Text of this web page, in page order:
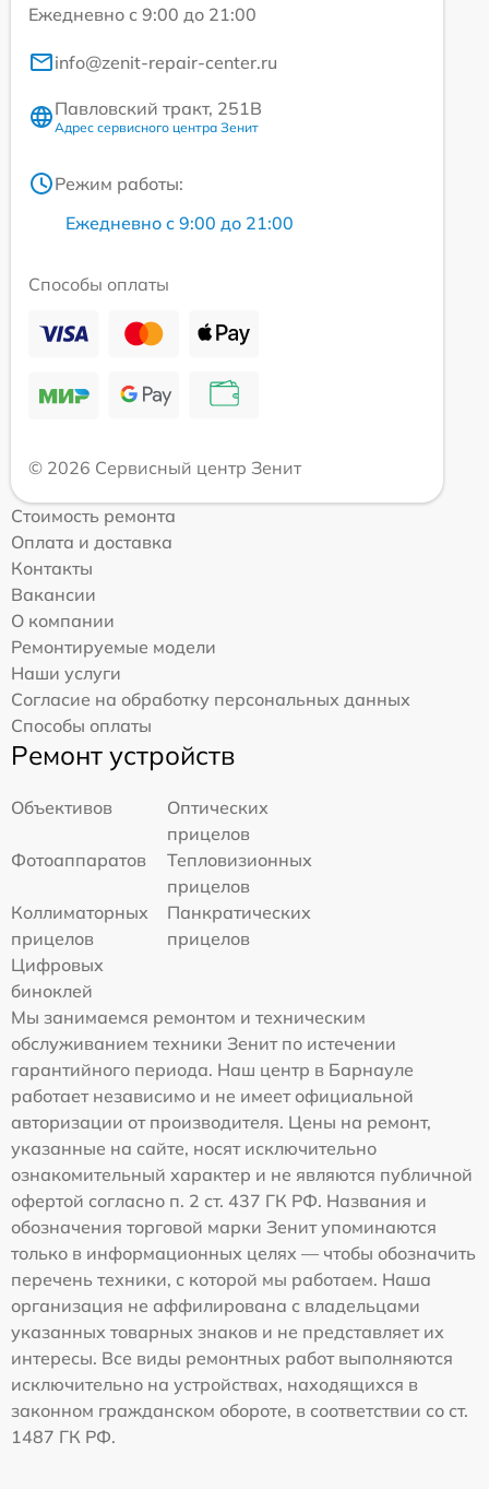
Ежедневно с 9:00 до 21:00
info@zenit-repair-center.ru
Павловский тракт, 251В
Адрес сервисного центра Зенит
Режим работы:
Ежедневно с 9:00 до 21:00
Способы оплаты
© 2026 Сервисный центр Зенит
Стоимость ремонта
Оплата и доставка
Контакты
Вакансии
О компании
Ремонтируемые модели
Наши услуги
Согласие на обработку персональных данных
Способы оплаты
Ремонт устройств
Объективов
Оптических
прицелов
Фотоаппаратов
Тепловизионных
прицелов
Коллиматорных
прицелов
Панкратических
прицелов
Цифровых
биноклей
Мы занимаемся ремонтом и техническим
обслуживанием техники Зенит по истечении
гарантийного периода. Наш центр в Барнауле
работает независимо и не имеет официальной
авторизации от производителя. Цены на ремонт,
указанные на сайте, носят исключительно
ознакомительный характер и не являются публичной
офертой согласно п. 2 ст. 437 ГК РФ. Названия и
обозначения торговой марки Зенит упоминаются
только в информационных целях — чтобы обозначить
перечень техники, с которой мы работаем. Наша
организация не аффилирована с владельцами
указанных товарных знаков и не представляет их
интересы. Все виды ремонтных работ выполняются
исключительно на устройствах, находящихся в
законном гражданском обороте, в соответствии со ст.
1487 ГК РФ.